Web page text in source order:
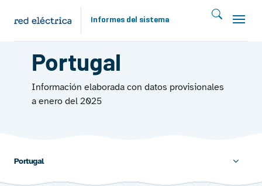
Pasar al contenido principal
Informes del sistema
Portugal
Información elaborada con datos provisionales
a enero del 2025
Portugal